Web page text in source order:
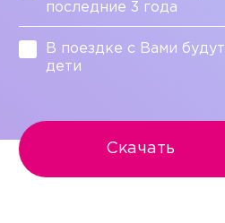
последние 3 года
В поездке с Вами будут
дети
Скачать